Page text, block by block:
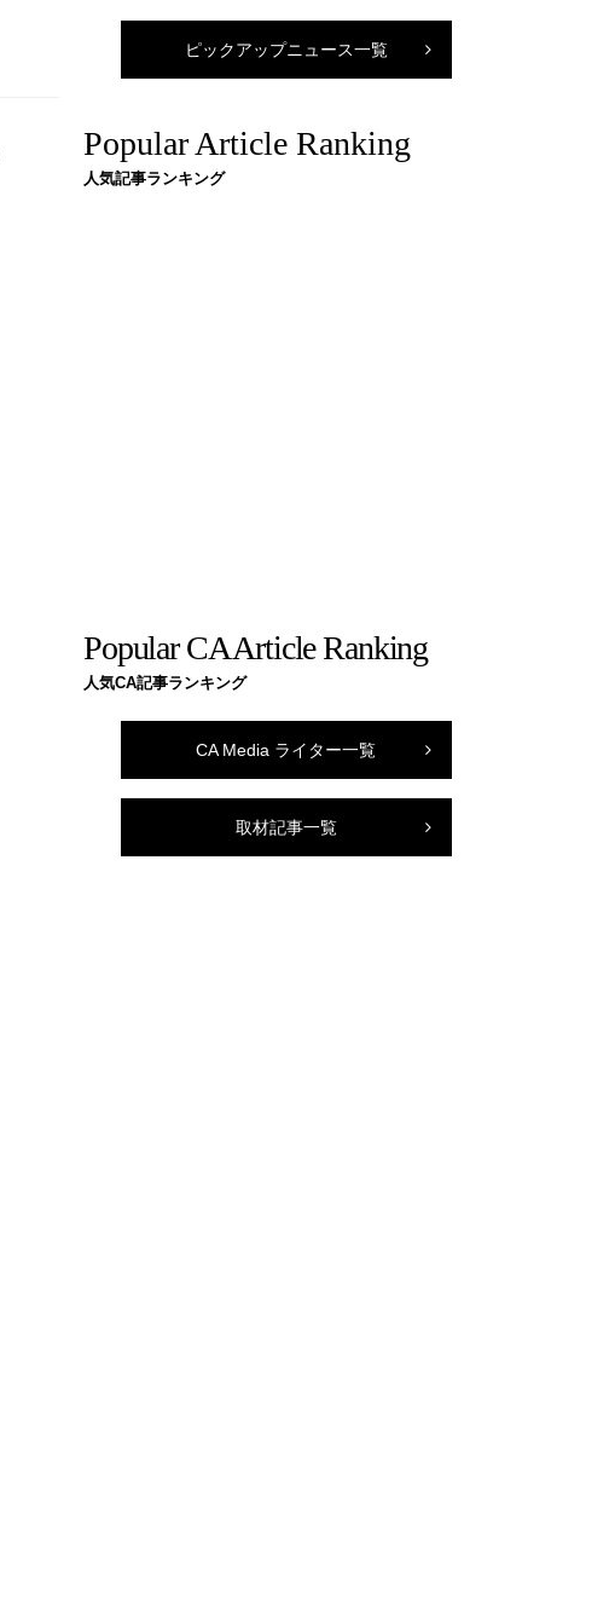
ピックアップニュース一覧
Popular Article Ranking
人気記事ランキング
Popular CA Article Ranking
人気CA記事ランキング
CA Media ライター一覧
取材記事一覧